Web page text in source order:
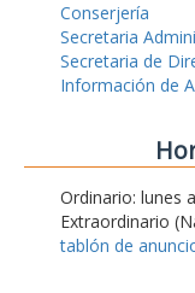
Conserjería
Secretaria
Secretaria de
Información de
Ordinario: lunes
Extraordinario
tablón de